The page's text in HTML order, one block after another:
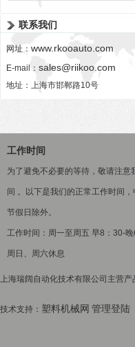
联系我们
网址： www.rkooauto.com
E-mail： sales@riikoo.com
地址：上海市邯郸路10号
工作时间
为了避免不必要的等待，敬请注意
间 。以下是我们的正常工作时间
节假日除外。
工作时间：周一至周五 早8：30-
周日、周六休息
上海瑞阔自动化技术有限公司主营产
技术支持： 塑料机械网 管理登陆